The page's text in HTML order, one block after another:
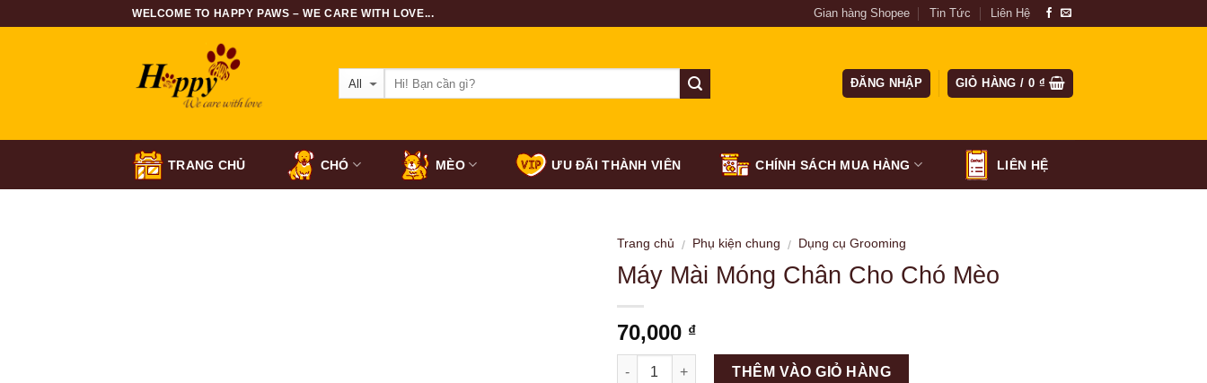
WELCOME TO HAPPY PAWS – WE CARE WITH LOVE... Gian hàng Shopee Tin Tức Liên Hệ
ĐĂNG NHẬP GIỎ HÀNG / 0 ₫
TRANG CHỦ CHÓ MÈO ƯU ĐÃI THÀNH VIÊN CHÍNH SÁCH MUA HÀNG LIÊN HỆ
Trang chủ / Phụ kiện chung / Dụng cụ Grooming
Máy Mài Móng Chân Cho Chó Mèo
70,000 ₫
Số lượng
THÊM VÀO GIỎ HÀNG